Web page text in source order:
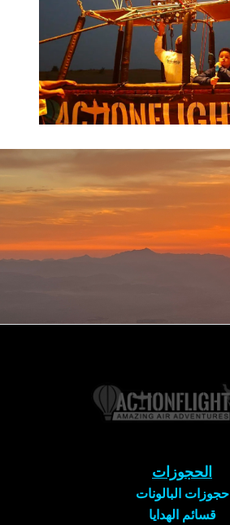
الحجوزات
حجوزات البالونات
قسائم الهدايا